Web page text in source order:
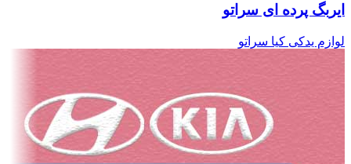
ایربگ پرده ای سراتو
لوازم یدکی کیا سراتو